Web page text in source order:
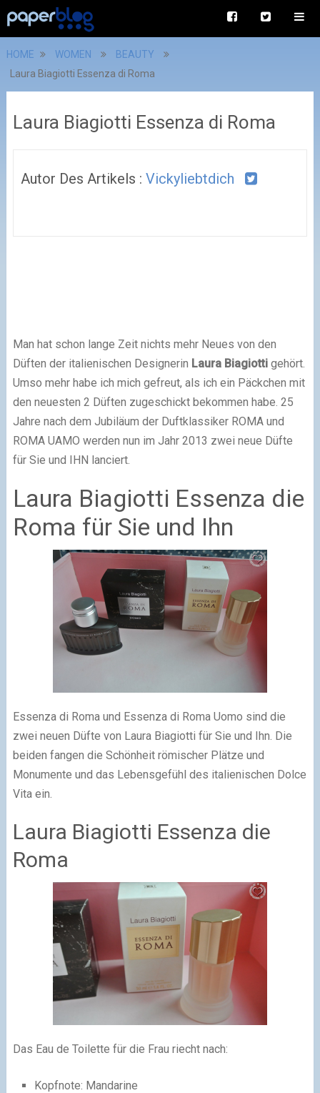
HOME WOMEN
BEAUTY
Laura Biagiotti Essenza di Roma
Laura Biagiotti Essenza di Roma
Autor Des Artikels : Vickyliebtdich
Man hat schon lange Zeit nichts mehr Neues von den
Düften der italienischen Designerin Laura Biagiottigehört.
Umso mehr habe ich mich gefreut, als ich ein Päckchen mit
den neuesten 2 Düften zugeschickt bekommen habe. 25
Jahre nach dem Jubiläum der Duftklassiker ROMA und
ROMA UAMO werden nun im Jahr 2013 zwei neue Düfte
für Sie und IHN lanciert.
Laura Biagiotti Essenza die
Roma für Sie und Ihn
Essenza di Roma und Essenza di Roma Uomo sind die
zwei neuen Düfte von Laura Biagiotti für Sie und Ihn. Die
beiden fangen die Schönheit römischer Plätze und
Monumente und das Lebensgefühl des italienischen Dolce
Vita ein.
Laura Biagiotti Essenza die
Roma
Das Eau de Toilette für die Frau riecht nach:
Kopfnote: Mandarine